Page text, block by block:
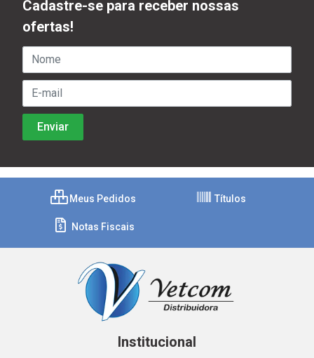
Cadastre-se para receber nossas
ofertas!
Meus Pedidos Títulos
Notas Fiscais
Institucional